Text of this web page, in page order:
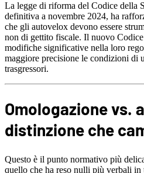
La legge di riforma del Codice della
definitiva a novembre 2024, ha
che gli autovelox devono essere
non di gettito fiscale. Il nuovo
modifiche significative nella loro
maggiore precisione le condizioni di
trasgressori.
Omologazione vs.
distinzione che
Questo è il punto normativo più
quello che ha reso nulli più verbali in